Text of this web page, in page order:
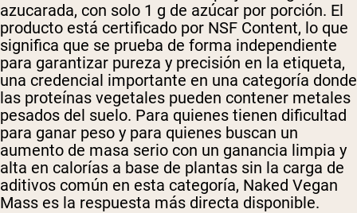
azucarada, con solo 1 g de azúcar por porción. El
producto está certificado por NSF Content, lo que
significa que se prueba de forma independiente
para garantizar pureza y precisión en la etiqueta,
una credencial importante en una categoría donde
las proteínas vegetales pueden contener metales
pesados del suelo. Para quienes tienen dificultad
para ganar peso y para quienes buscan un
aumento de masa serio con un ganancia limpia y
alta en calorías a base de plantas sin la carga de
aditivos común en esta categoría, Naked Vegan
Mass es la respuesta más directa disponible.